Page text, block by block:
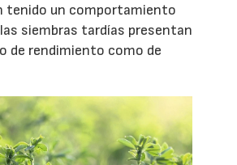
tenido un comportamiento
siembras tardías presentan
de rendimiento como de